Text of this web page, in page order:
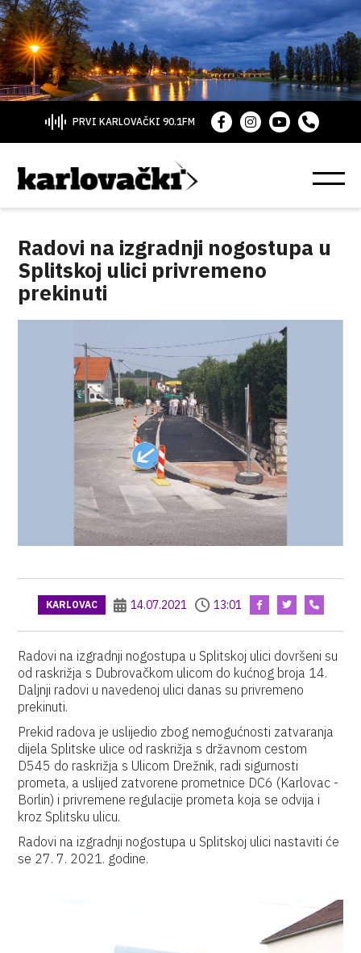
PRVI KARLOVAČKI 90.1FM
Radovi na izgradnji nogostupa u
Splitskoj ulici privremeno
prekinuti
KARLOVAC 14.07.2021 13:01
Radovi na izgradnji nogostupa u Splitskoj ulici dovršeni su
od raskrižja s Dubrovačkom ulicom do kućnog broja 14.
Daljnji radovi u navedenoj ulici danas su privremeno
prekinuti.
Prekid radova je uslijedio zbog nemogućnosti zatvaranja
dijela Splitske ulice od raskrižja s državnom cestom
D545 do raskrižja s Ulicom Drežnik, radi sigurnosti
prometa, a uslijed zatvorene prometnice DC6 (Karlovac -
Borlin) i privremene regulacije prometa koja se odvija i
kroz Splitsku ulicu.
Radovi na izgradnji nogostupa u Splitskoj ulici nastaviti će
se 27. 7. 2021. godine.